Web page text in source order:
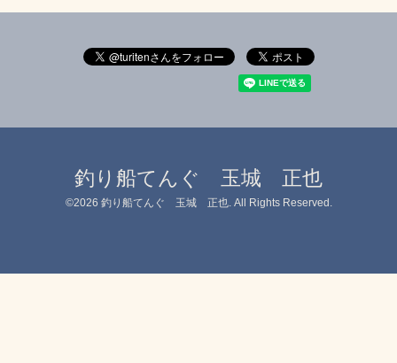
釣り船てんぐ 玉城 正也
©2026 釣り船てんぐ 玉城 正也. All Rights Reserved.